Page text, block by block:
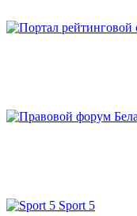
Sport 5